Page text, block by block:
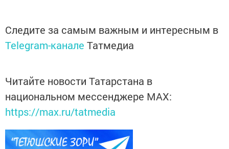
Следите за самым важным и интересным в
Telegram-канале Татмедиа
Читайте новости Татарстана в
национальном мессенджере MАХ:
https://max.ru/tatmedia